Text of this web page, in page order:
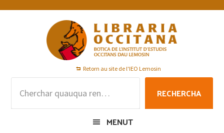
Skip
Skip
Skip
Retorn au site de l'IEO Lemosin
RECHERCHA
MENUT